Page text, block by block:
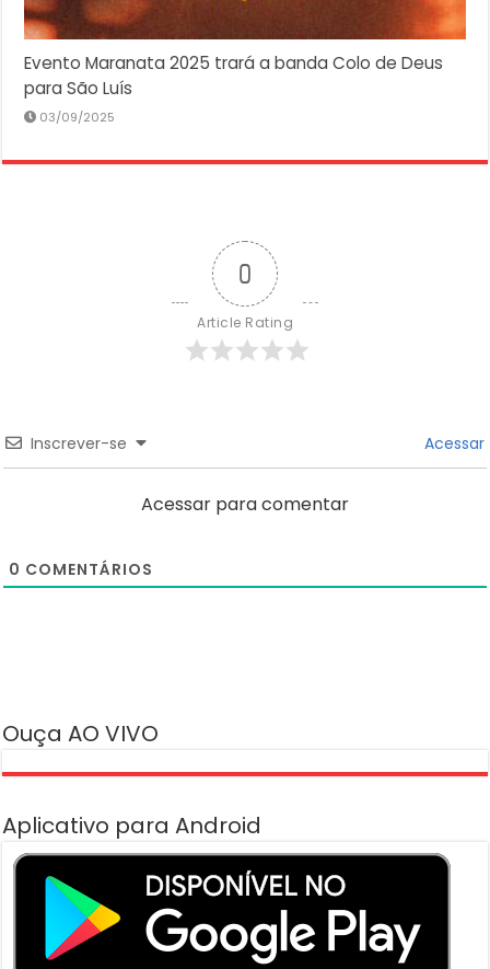
Evento Maranata 2025 trará a banda Colo de Deus
para São Luís
03/09/2025
0
Article Rating
Inscrever-se Acessar
Acessar para comentar
0 COMENTÁRIOS
Ouça AO VIVO
Aplicativo para Android